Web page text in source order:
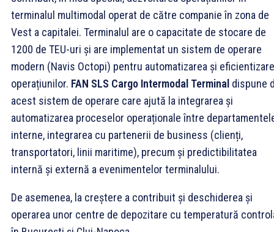
terminalul multimodal operat de către companie în zona de
Vest a capitalei. Terminalul are o capacitate de stocare de
1200 de TEU-uri și are implementat un sistem de operare
modern (Navis Octopi) pentru automatizarea și
operațiunilor. FAN SLS Cargo Intermodal Terminal dispune
acest sistem de operare care ajută la integrarea și
automatizarea proceselor operaționale între
interne, integrarea cu partenerii de business (clienți,
transportatori, linii maritime), precum și predictibilitatea
internă și externă a evenimentelor terminalului.
De asemenea, la creștere a contribuit și deschiderea și
operarea unor centre de depozitare cu temperatură